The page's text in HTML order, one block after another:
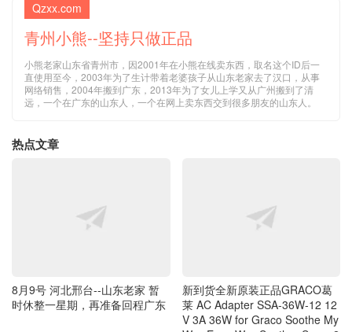
小熊老家山东省青州市，因2001年在小熊在线卖东西，取名这个ID后一
网络销售，2004年搬到广东，2013年为了女儿上学又从广州搬到了清
远，一个在广东的山东人，一个在网上卖东西交到很多朋友的山东人。
热点文章
8月9号 河北邢台--山东老家 暂
新到货全新原装正品GRACO葛
Soothe Replacement K36V120
300U 婴儿秋千摇椅电源适配器